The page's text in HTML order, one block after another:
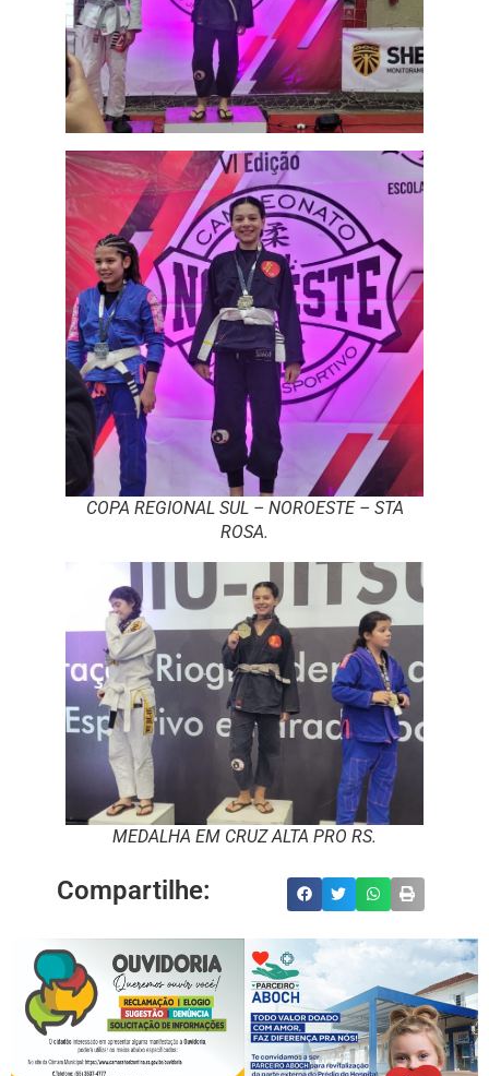
COPA REGIONAL SUL – NOROESTE – STA
ROSA.
MEDALHA EM CRUZ ALTA PRO RS.
Compartilhe: